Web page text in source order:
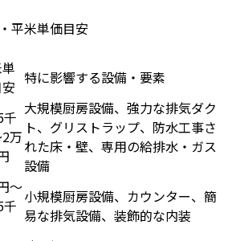
平米単価目安
特に影響する設備・要素
千
万
大規模厨房設備、強力な排気ダク
ト、グリストラップ、防水工事さ
れた床・壁、専用の給排水・ガス
設備
～
千 小規模厨房設備、カウンター、簡
易な排気設備、装飾的な内装